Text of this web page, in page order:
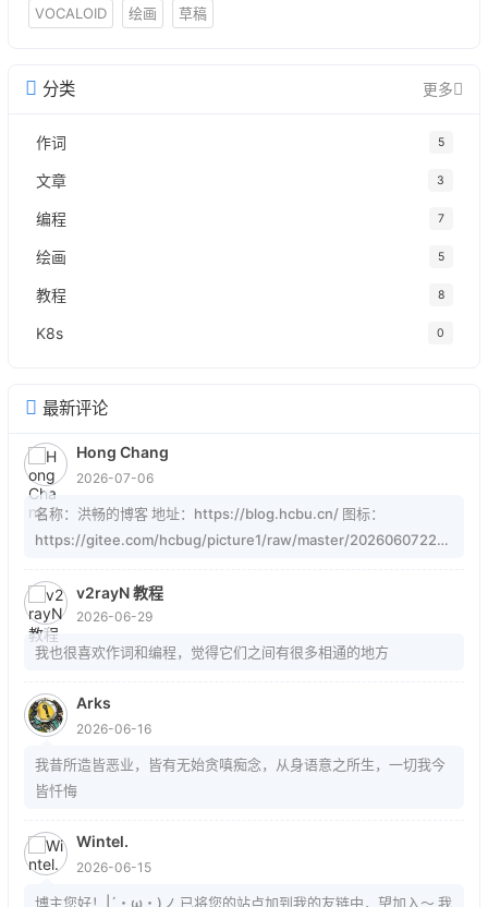
VOCALOID 绘画 草稿
分类 更多
作词 5
文章 3
编程 7
绘画 5
教程 8
K8s 0
最新评论
Hong Chang
2026-07-06
名称：洪畅的博客 地址：https://blog.hcbu.cn/ 图标：
https://gitee.com/hcbug/picture1/raw/master/20260607223
https://blog.hcbu.cn/atom.xml
v2rayN 教程
2026-06-29
我也很喜欢作词和编程，觉得它们之间有很多相通的地方
Arks
2026-06-16
我昔所造皆恶业，皆有无始贪嗔痴念，从身语意之所生，一切我今
皆忏悔
Wintel.
2026-06-15
博主您好！|´・ω・)ノ 已将您的站点加到我的友链中，望加入～ 我